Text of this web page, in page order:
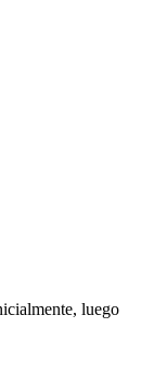
luego